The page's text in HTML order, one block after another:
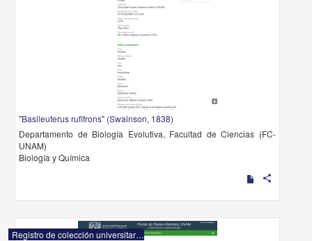
"Basileuterus rufifrons" (Swainson, 1838)
Departamento de Biología Evolutiva, Facultad de Ciencias (FC-
UNAM)
Biología y Química
share
Registro de colección universitaria